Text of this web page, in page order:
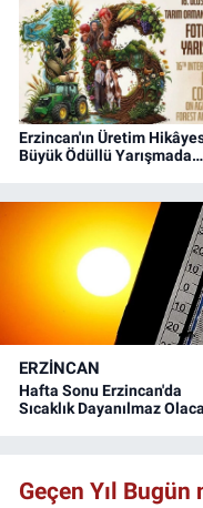
Erzincan'ın Üretim
Büyük Ödüllü Yarışmada
ERZINCAN
Hafta Sonu Erzincan'da
Sıcaklık Dayanılmaz
Geçen Yıl Bugün